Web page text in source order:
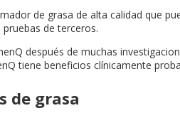
de grasa de alta calidad que
de terceros.
después de muchas
tiene beneficios clínicamente
de grasa